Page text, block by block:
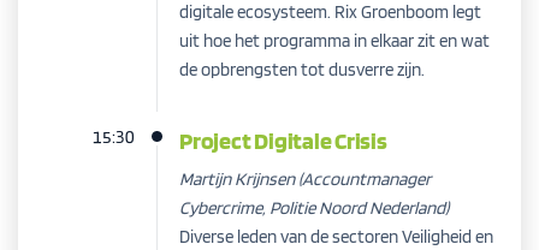
digitale ecosysteem. Rix Groenboom legt
uit hoe het programma in elkaar zit en wat
de opbrengsten tot dusverre zijn.
15:30 Project Digitale Crisis
Martijn Krijnsen(Accountmanager
Cybercrime, Politie Noord Nederland)
Diverse leden van de sectoren Veiligheid en